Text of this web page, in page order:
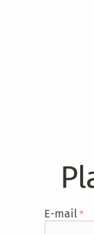
E-mail